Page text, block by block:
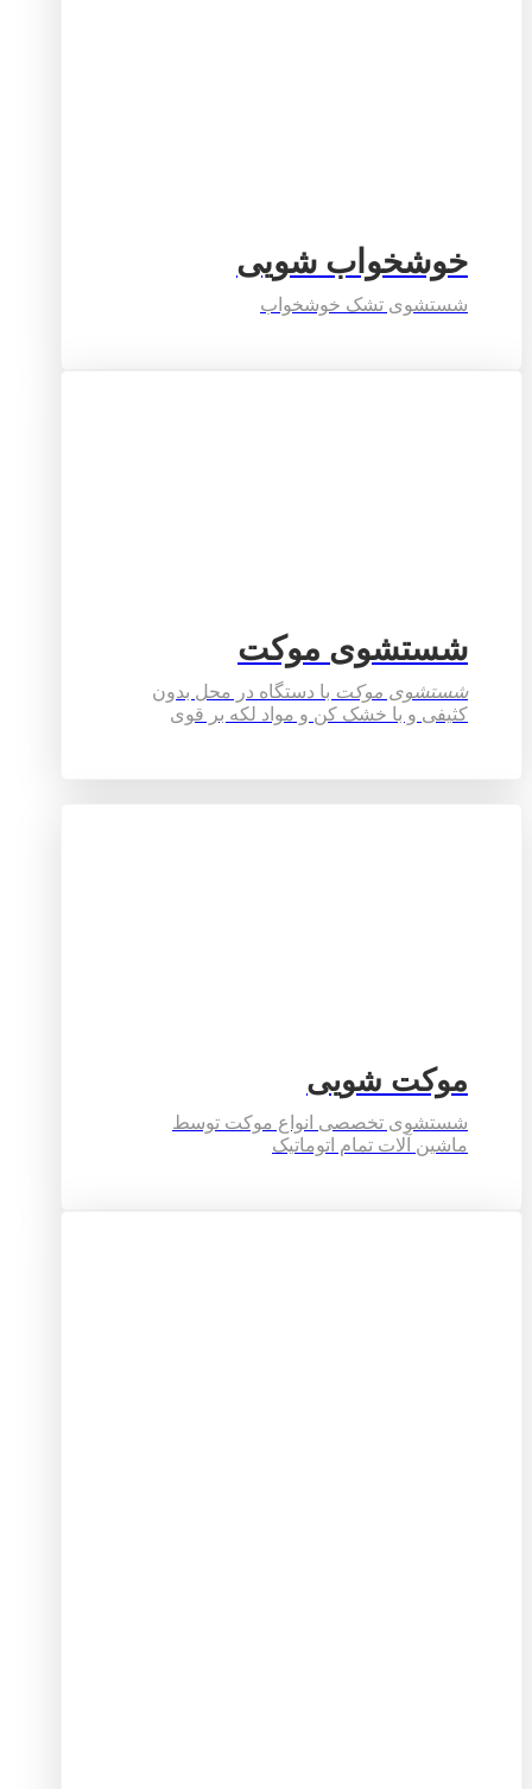
خوشخواب شویی
شستشوی تشک خوشخواب
شستشوی موکت
شستشوی موکت با دستگاه در محل بدون
کثیفی و با خشک کن و مواد لکه بر قوی
موکت شویی
شستشوی تخصصی انواع موکت توسط
ماشین آلات تمام اتوماتیک